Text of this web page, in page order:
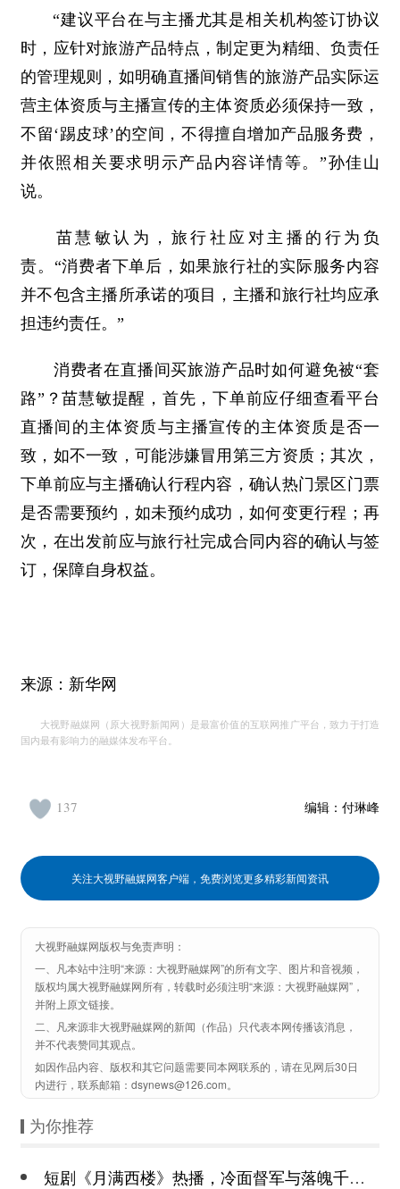
“建议平台在与主播尤其是相关机构签订协议
时，应针对旅游产品特点，制定更为精细、负责任
的管理规则，如明确直播间销售的旅游产品实际运
营主体资质与主播宣传的主体资质必须保持一致，
不留‘踢皮球’的空间，不得擅自增加产品服务费，
并依照相关要求明示产品内容详情等。”孙佳山
说。
苗慧敏认为，旅行社应对主播的行为负
责。“消费者下单后，如果旅行社的实际服务内容
并不包含主播所承诺的项目，主播和旅行社均应承
担违约责任。”
消费者在直播间买旅游产品时如何避免被“套
路”？苗慧敏提醒，首先，下单前应仔细查看平台
直播间的主体资质与主播宣传的主体资质是否一
致，如不一致，可能涉嫌冒用第三方资质；其次，
下单前应与主播确认行程内容，确认热门景区门票
是否需要预约，如未预约成功，如何变更行程；再
次，在出发前应与旅行社完成合同内容的确认与签
订，保障自身权益。
来源：新华网
大视野融媒网（原大视野新闻网）是最富价值的互联网推广平台，致力于打造
国内最有影响力的融媒体发布平台。
编辑： 付琳峰
137
关注大视野融媒网客户端，免费浏览更多精彩新闻资讯
大视野融媒网版权与免责声明：
一、凡本站中注明“来源：大视野融媒网”的所有文字、图片和音视频，
版权均属大视野融媒网所有，转载时必须注明“来源：大视野融媒网”，
并附上原文链接。
二、凡来源非大视野融媒网的新闻（作品）只代表本网传播该消息，
并不代表赞同其观点。
如因作品内容、版权和其它问题需要同本网联系的，请在见网后30日
内进行，联系邮箱：dsynews@126.com。
为你推荐
短剧《月满西楼》热播，冷面督军与落魄千金谱写民国传奇